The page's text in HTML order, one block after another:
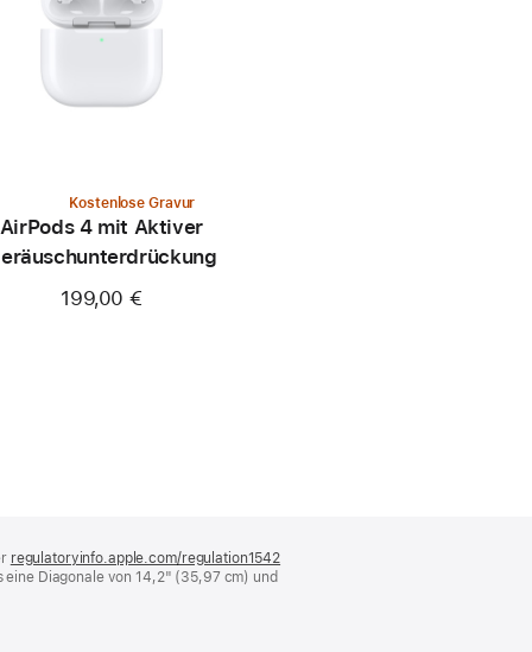
Kostenlose Gravur
AirPods 4 mit Aktiver
199,00 €
regulatoryinfo.apple.com/regulation1542
eine Diagonale von 14,2" (35,97 cm) und